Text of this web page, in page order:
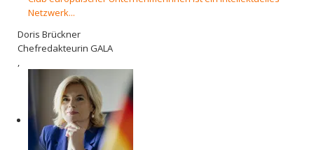
Netzwerk...
Doris Brückner
Chefredakteurin GALA